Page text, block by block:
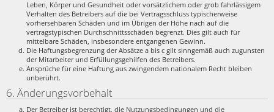
Leben, Körper und Gesundheit oder vorsätzlichem oder grob fahrlässigem
Verhalten des Betreibers auf die bei Vertragsschluss typischerweise
vorhersehbaren Schäden und im Übrigen der Höhe nach auf die
vertragstypischen Durchschnittsschäden begrenzt. Dies gilt auch für
mittelbare Schäden, insbesondere entgangenen Gewinn.
Die Haftungsbegrenzung der Absätze a bis c gilt sinngemäß auch zugunsten
der Mitarbeiter und Erfüllungsgehilfen des Betreibers.
Ansprüche für eine Haftung aus zwingendem nationalem Recht bleiben
unberührt.
6. Änderungsvorbehalt
Der Betreiber ist berechtigt, die Nutzungsbedingungen und die